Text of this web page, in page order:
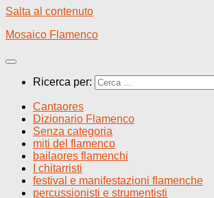
Salta al contenuto
Mosaico Flamenco
Ricerca per:
Cantaores
Dizionario Flamenco
Senza categoria
miti del flamenco
bailaores flamenchi
I chitarristi
festival e manifestazioni flamenche
percussionisti e strumentisti